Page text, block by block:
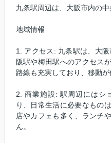
九条駅周辺は、大阪市内の
地域情報
1. アクセス: 九条駅は、大
阪駅や梅田駅へのアクセス
路線も充実しており、移動が
2. 商業施設: 駅周辺にはシ
り、日常生活に必要なもの
店やカフェも多く、ランチ
ん。